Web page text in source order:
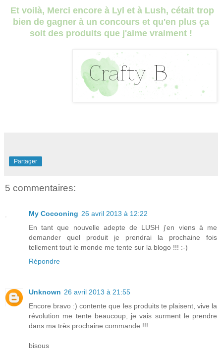
Et voilà, Merci encore à Lyl et à Lush, cétait trop
bien de gagner à un concours et qu'en plus ça
soit des produits que j'aime vraiment !
Partager
5 commentaires:
My Cocooning 26 avril 2013 à 12:22
En tant que nouvelle adepte de LUSH j'en viens à me
demander quel produit je prendrai la prochaine fois
tellement tout le monde me tente sur la blogo !!! :-)
Répondre
Unknown 26 avril 2013 à 21:55
Encore bravo :) contente que les produits te plaisent, vive la
révolution me tente beaucoup, je vais surment le prendre
dans ma très prochaine commande !!!
bisous